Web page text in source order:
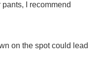
I recommend
on the spot could lead